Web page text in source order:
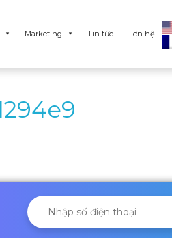
Marketing Tin tức Liên hệ